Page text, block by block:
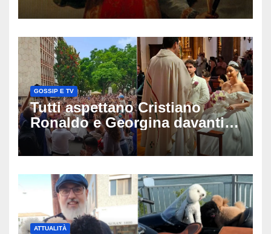
sui social
GOSSIP E TV
Tutti aspettano Cristiano
Ronaldo e Georgina davanti
alla cattedrale: ma il
matrimonio era di un’altra
ATTUALITÀ